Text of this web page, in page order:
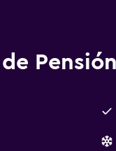
Pensión